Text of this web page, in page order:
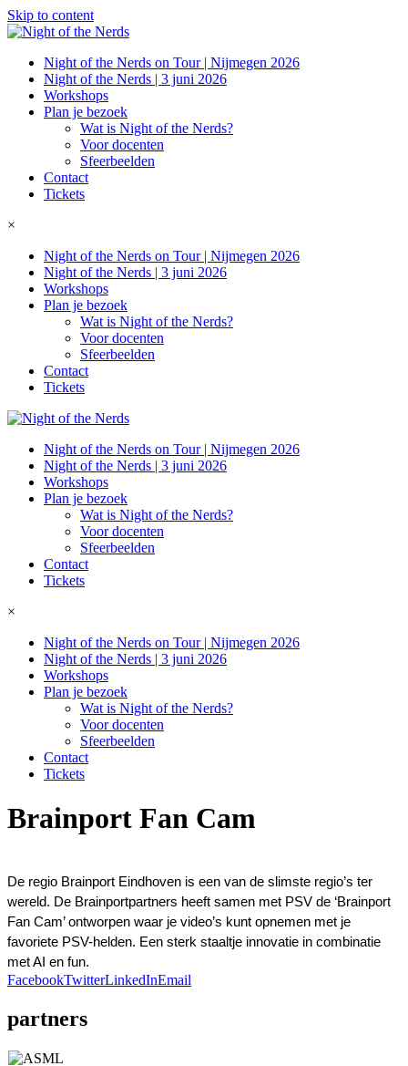
Skip to content
Night of the Nerds on Tour | Nijmegen 2026
Night of the Nerds | 3 juni 2026
Workshops
Plan je bezoek
Wat is Night of the Nerds?
Voor docenten
Sfeerbeelden
Contact
Tickets
×
Night of the Nerds on Tour | Nijmegen 2026
Night of the Nerds | 3 juni 2026
Workshops
Plan je bezoek
Wat is Night of the Nerds?
Voor docenten
Sfeerbeelden
Contact
Tickets
Night of the Nerds on Tour | Nijmegen 2026
Night of the Nerds | 3 juni 2026
Workshops
Plan je bezoek
Wat is Night of the Nerds?
Voor docenten
Sfeerbeelden
Contact
Tickets
×
Night of the Nerds on Tour | Nijmegen 2026
Night of the Nerds | 3 juni 2026
Workshops
Plan je bezoek
Wat is Night of the Nerds?
Voor docenten
Sfeerbeelden
Contact
Tickets
Brainport Fan Cam
De regio Brainport Eindhoven is een van de slimste regio’s ter
wereld. De Brainportpartners heeft samen met PSV de ‘Brainport
Fan Cam’ ontworpen waar je video’s kunt opnemen met je
favoriete PSV-helden. Een sterk staaltje innovatie in combinatie
met AI en fun.
FacebookTwitterLinkedInEmail
partners